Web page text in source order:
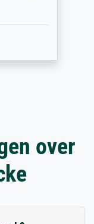
over